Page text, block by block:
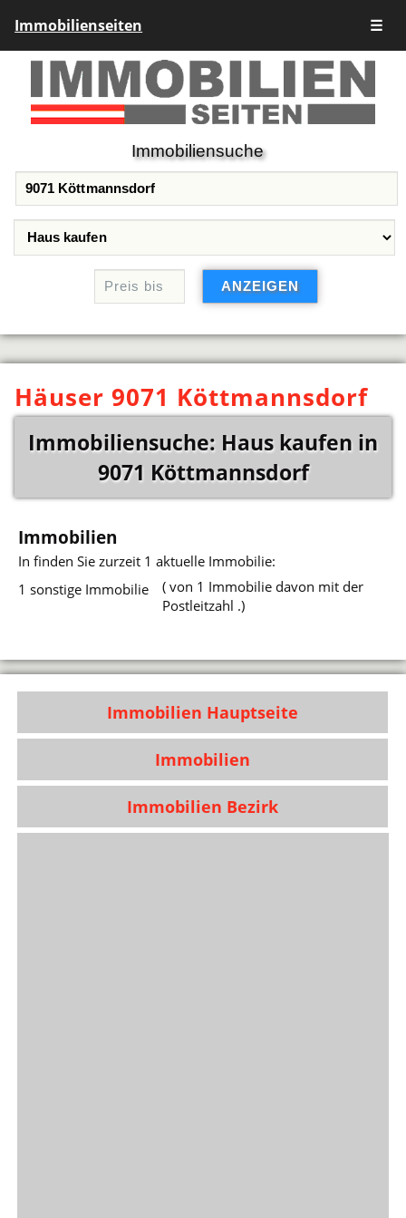
Immobilienseiten ☰
Immobiliensuche
Häuser 9071 Köttmannsdorf
Immobiliensuche: Haus kaufen in
9071 Köttmannsdorf
Immobilien
Infinden Sie zurzeit 1 aktuelle Immobilie:
1 sonstige Immobilie
( von 1 Immobilie davon mit der
Postleitzahl .)
Immobilien Hauptseite
Immobilien
Immobilien Bezirk